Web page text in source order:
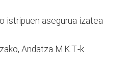
istripuen asegurua izatea
Andatza M.K.T.-k